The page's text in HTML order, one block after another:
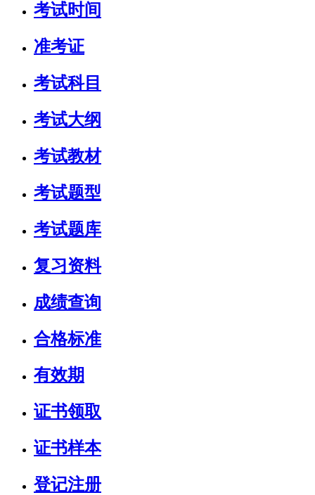
考试时间
准考证
考试科目
考试大纲
考试教材
考试题型
考试题库
复习资料
成绩查询
合格标准
有效期
证书领取
证书样本
登记注册